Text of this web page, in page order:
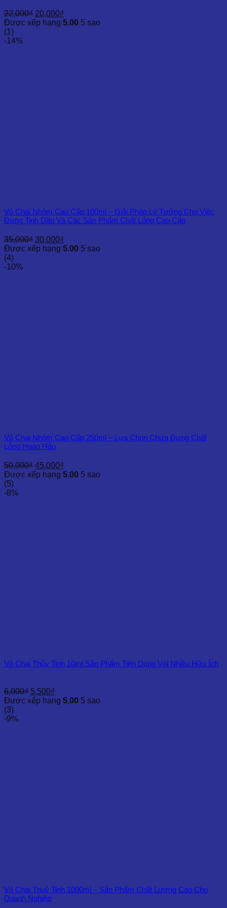
22,000₫ Giá
gốc
20,000₫
hiện
Được xếp hạng 5.00 5 sao
(1)
-14%
Vỏ Chai Nhôm Cao Cấp 100ml – Giải Pháp Lý Tưởng Cho Việc
Đựng Tinh Dầu Và Các Sản Phẩm Chất Lỏng Cao Cấp
35,000₫ Giá
gốc
30,000₫
hiện
Được xếp hạng 5.00 5 sao
(4)
-10%
Vỏ Chai Nhôm Cao Cấp 250ml – Lựa Chọn Chứa Đựng Chất
Lỏng Hoàn Hảo
50,000₫ Giá
gốc
45,000₫
hiện
Được xếp hạng 5.00 5 sao
(5)
-8%
Vỏ Chai Thủy Tinh 10ml Sản Phẩm Tiện Dụng Vói Nhiều Hữu Ích
6,000₫ Giá
gốc
5,500₫
hiện
Được xếp hạng 5.00 5 sao
(3)
-9%
Vỏ Chai Thuỷ Tinh 1000ml – Sản Phẩm Chất Lượng Cao Cho
Doanh Nghiệp